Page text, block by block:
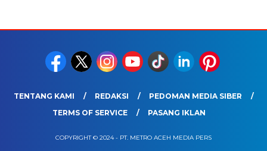
TENTANG KAMI REDAKSI
PEDOMAN MEDIA SIBER
TERMS OF SERVICE
PASANG IKLAN
COPYRIGHT © 2024 - PT. METRO ACEH MEDIA PERS